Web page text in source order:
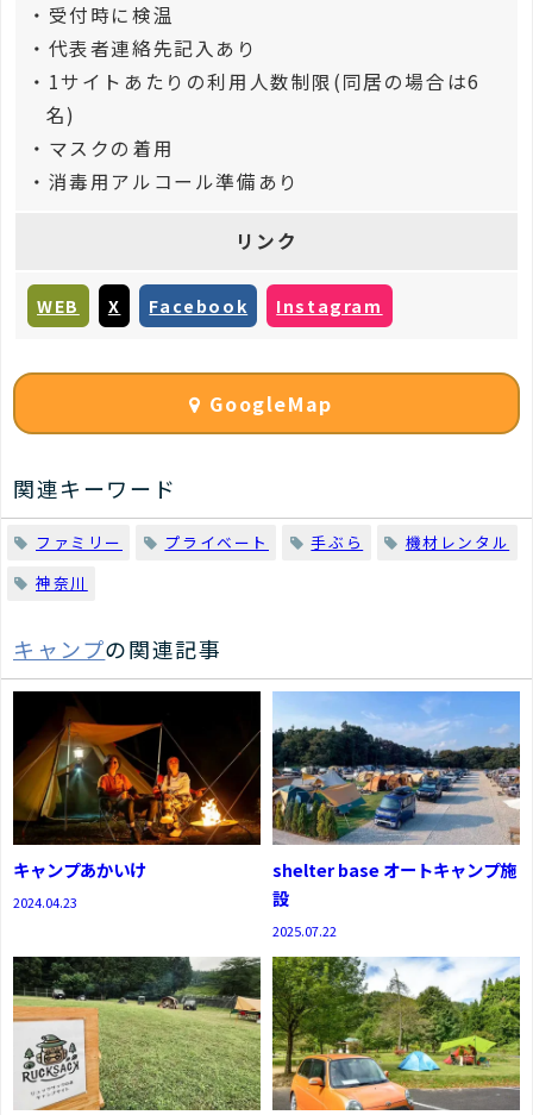
・受付時に検温
・代表者連絡先記入あり
・1サイトあたりの利用人数制限(同居の場合は6
名)
・マスクの着用
・消毒用アルコール準備あり
リンク
WEB X Facebook Instagram
GoogleMap
関連キーワード
ファミリー プライベート 手ぶら
機材レンタル
神奈川
キャンプの関連記事
キャンプあかいけ
2024.04.23
shelter base オートキャンプ施
設
2025.07.22